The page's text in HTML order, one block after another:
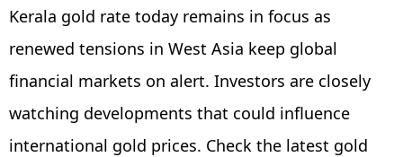
Kerala gold rate today remains in focus as
renewed tensions in West Asia keep global
financial markets on alert. Investors are closely
watching developments that could influence
international gold prices. Check the latest gold